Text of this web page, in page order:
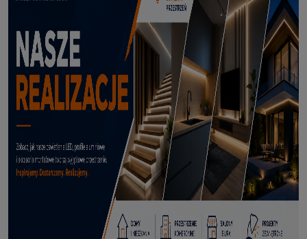
Profil led Profil LED P6-2 ½ biały 3m
70,50 zł
DODAJ DO KOSZYKA